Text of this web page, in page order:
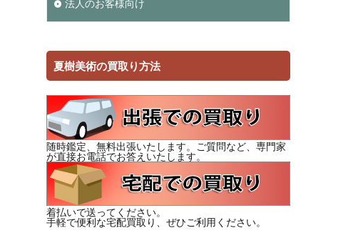
法人のお客様向け
夏樹美術の買取り方法
随時鑑定、無料出張いたします。ご質問など、専門家
が直接お電話でお答えいたします。
着払いで送ってください。
手軽で便利な宅配買取り、ぜひご利用ください。